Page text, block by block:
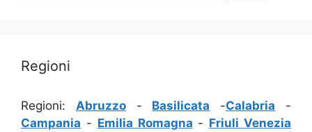
Regioni
Regioni: Abruzzo- Basilicata -Calabria -
Campania - Emilia Romagna - Friuli Venezia